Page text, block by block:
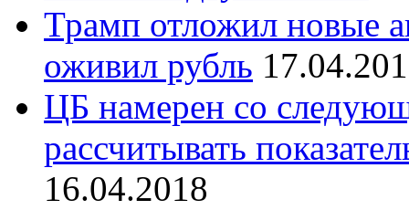
Трамп отложил новые
оживил рубль
ЦБ намерен со
рассчитывать
16.04.2018